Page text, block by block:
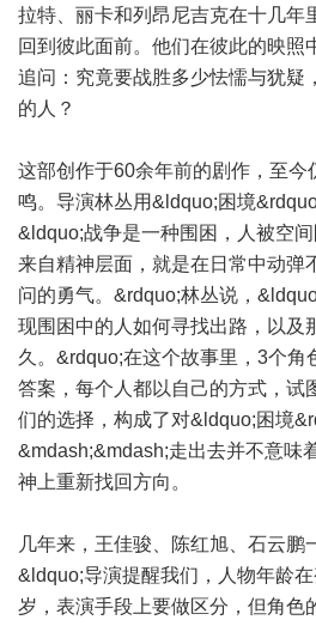
拉特、丽卡和列昂尼吉克在十几年
回到彼此面前。他们在彼此的映照
追问：究竟要战胜多少怯懦与犹疑
的人？
这部创作于60余年前的剧作，至今
鸣。导演林丛用&ldquo;困境
&ldquo;战争是一种围困，人被空
来自精神层面，就是在日常中动弹
问的勇气。&rdquo;林丛说，
现围困中的人如何寻找出路，以及
久。&rdquo;在这个故事里，3个角
答案，每个人都以自己的方式，试
们的选择，构成了对&ldquo;困境
&mdash;&mdash;走出去并不意味
神上重新找回方向。
几年来，王佳骏、陈红旭、石云鹏
&ldquo;导演提醒我们，人物年龄
岁，表演手段上要做区分，但角色